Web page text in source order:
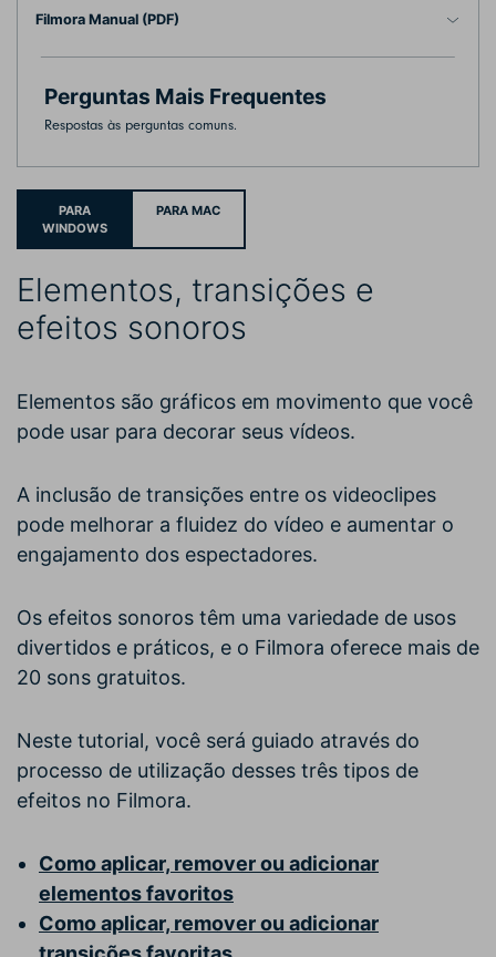
Filmora Manual (PDF)
Perguntas Mais Frequentes
Respostas às perguntas comuns.
PARA
WINDOWS
PARA MAC
Elementos, transições e
efeitos sonoros
Elementos são gráficos em movimento que você
pode usar para decorar seus vídeos.
A inclusão de transições entre os videoclipes
pode melhorar a fluidez do vídeo e aumentar o
engajamento dos espectadores.
Os efeitos sonoros têm uma variedade de usos
divertidos e práticos, e o Filmora oferece mais de
20 sons gratuitos.
Neste tutorial, você será guiado através do
processo de utilização desses três tipos de
efeitos no Filmora.
Como aplicar, remover ou adicionar
elementos favoritos
Como aplicar, remover ou adicionar